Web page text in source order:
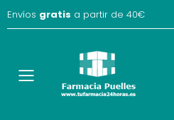
Envíos gratis a partir de 40€
Toggle